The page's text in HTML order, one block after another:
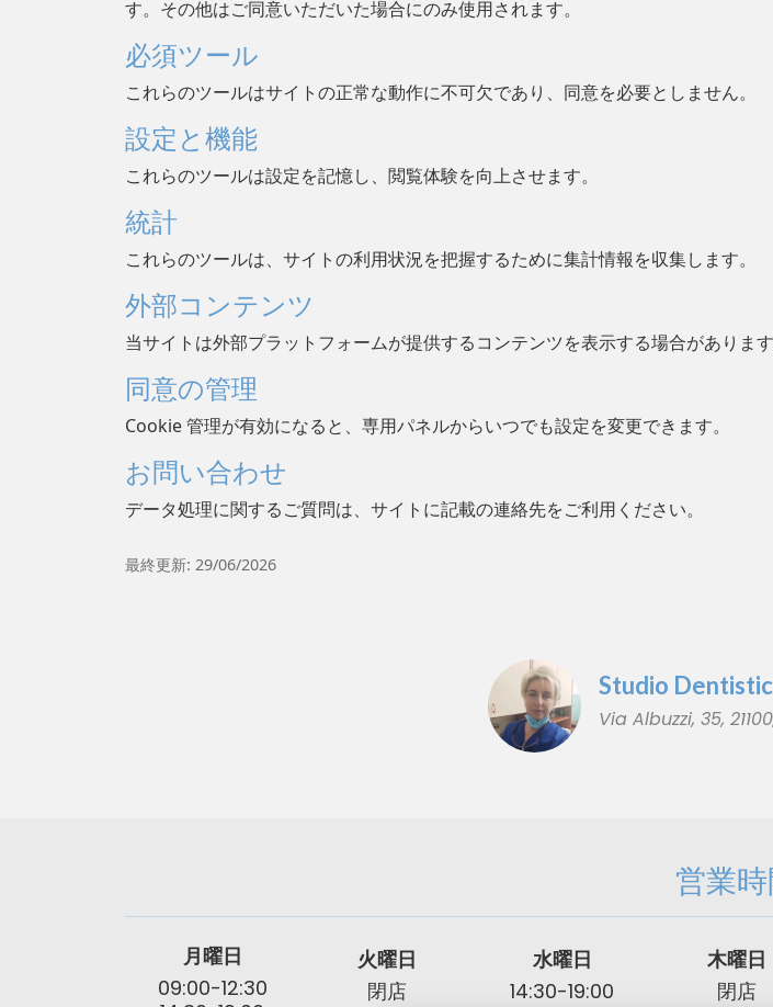
す。その他はご同意いただいた場合にのみ使用されます。
必須ツール
これらのツールはサイトの正常な動作に不可欠であり、同意を必要としません。
設定と機能
これらのツールは設定を記憶し、閲覧体験を向上させます。
統計
これらのツールは、サイトの利用状況を把握するために集計情報を収集します。
外部コンテンツ
当サイトは外部プラットフォームが提供するコンテンツを表示する場合がありま
同意の管理
Cookie 管理が有効になると、専用パネルからいつでも設定を変更できます。
お問い合わせ
データ処理に関するご質問は、サイトに記載の連絡先をご利用ください。
最終更新: 29/06/2026
Studio
Via Albuzzi, 35,
営業
月曜日
09:00-12:30
火曜日
閉店
水曜日
14:30-19:00
木曜日
閉店